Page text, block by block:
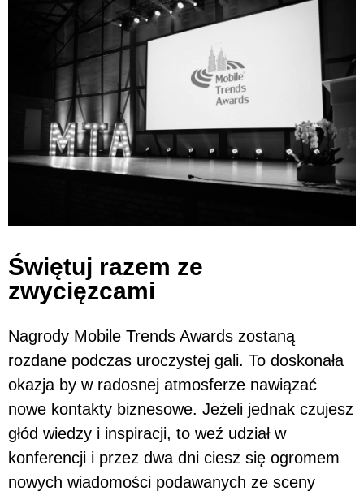
Świętuj razem ze
zwycięzcami
Nagrody Mobile Trends Awards zostaną
rozdane podczas uroczystej gali. To doskonała
okazja by w radosnej atmosferze nawiązać
nowe kontakty biznesowe. Jeżeli jednak czujesz
głód wiedzy i inspiracji, to weź udział w
konferencji i przez dwa dni ciesz się ogromem
nowych wiadomości podawanych ze sceny